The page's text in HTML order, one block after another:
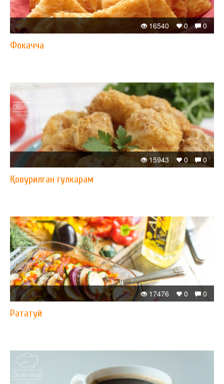
0
0
16540
Фокачча
0
0
15943
Қовурилган гулкарам
0
0
17476
Рататуй